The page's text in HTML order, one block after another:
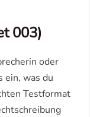
003)
oder
ein, was du
Testformat